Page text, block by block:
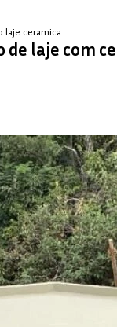
laje ceramica
laje com